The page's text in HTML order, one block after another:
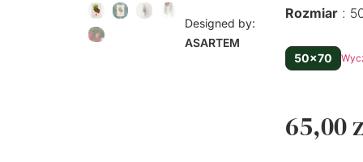
Designed by:
ASARTEM
Rozmiar
50x70
65,00